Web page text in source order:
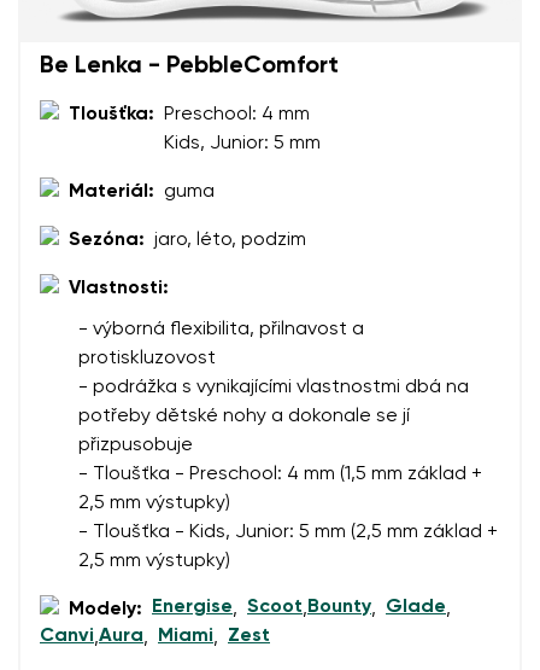
Vyberte zemi dodání
Vyberte jazyk
Be Lenka - PebbleComfort
Tloušťka:
Preschool: 4 mm
Kids, Junior: 5 mm
Materiál: guma
Sezóna: jaro, léto, podzim
Vlastnosti:
- výborná flexibilita, přilnavost a
protiskluzovost
- podrážka s vynikajícími vlastnostmi dbá na
potřeby dětské nohy a dokonale se jí
přizpusobuje
- Tloušťka - Preschool: 4 mm (1,5 mm základ +
2,5 mm výstupky)
- Tloušťka - Kids, Junior: 5 mm (2,5 mm základ +
2,5 mm výstupky)
Modely: Energise, Scoot, Bounty, Glade,
Canvi,Aura, Miami, Zest
Vaše jméno a příjmení
Váš e-mail
Otázka
ve smyslu těchto podmínek a jejich zveřejněním.
číslo objednávky
Souhlasím se zpracováním zadaných osobních údajů